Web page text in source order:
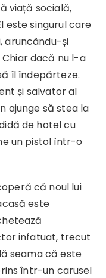
viață socială,
este singurul care
aruncându-și
dacă nu l-a
îl îndepărteze.
și salvator al
ajunge să stea la
de hotel cu
un pistol într-o
că noul lui
este
infatuat, trecut
seama că este
într-un carusel